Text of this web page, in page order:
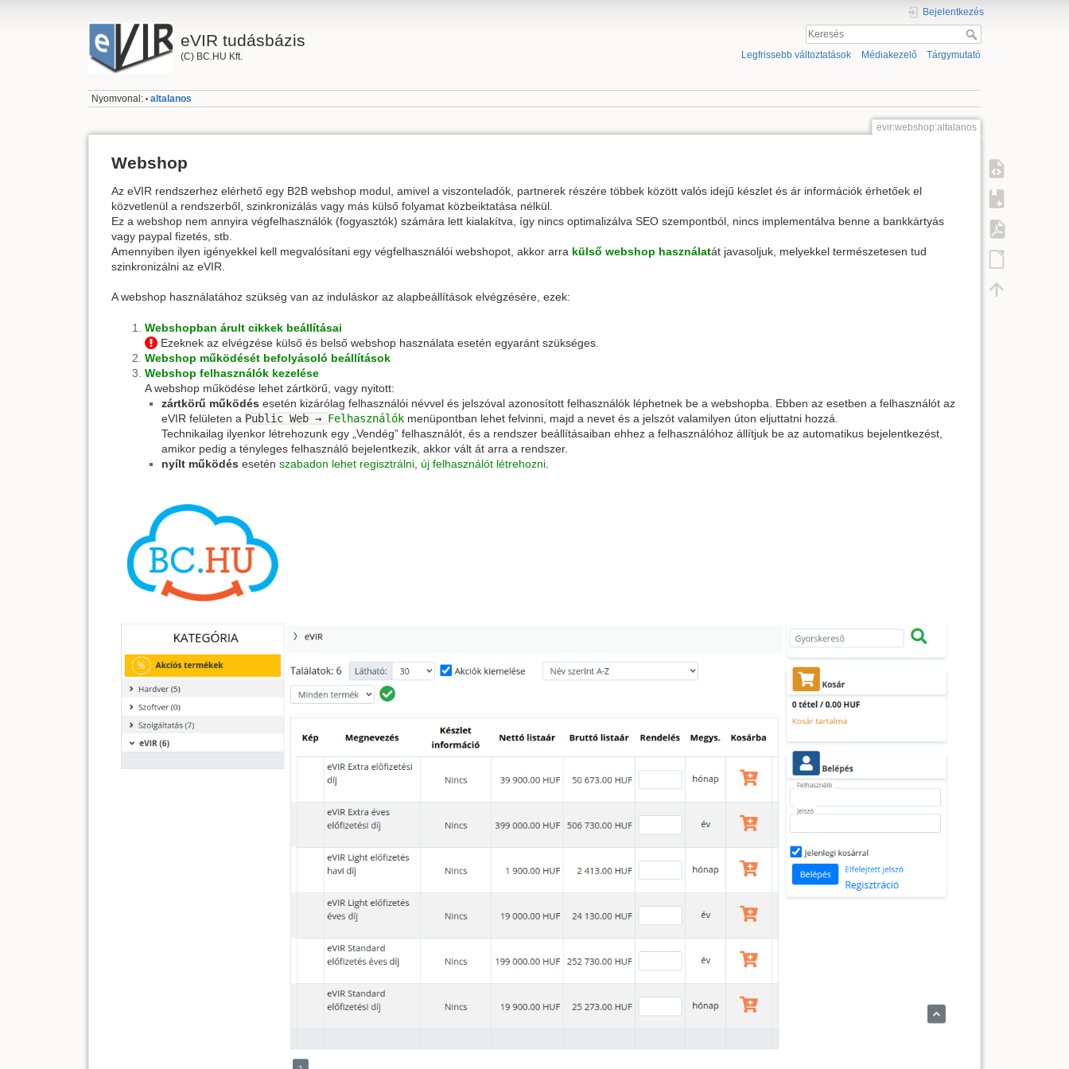
eVIR tudásbázis
(C) BC.HU Kft.
Bejelentkezés
Legfrissebb változtatások Médiakezelő Tárgymutató
Nyomvonal: • altalanos
evir:webshop:altalanos
Webshop
Az eVIR rendszerhez elérhető egy B2B webshop modul, amivel a viszonteladók, partnerek részére többek között valós idejű készlet és ár információk érhetőek el
közvetlenül a rendszerből, szinkronizálás vagy más külső folyamat közbeiktatása nélkül.
Ez a webshop nem annyira végfelhasználók (fogyasztók) számára lett kialakítva, így nincs optimalizálva SEO szempontból, nincs implementálva benne a bankkártyás
vagy paypal fizetés, stb.
Amennyiben ilyen igényekkel kell megvalósítani egy végfelhasználói webshopot, akkor arra külső webshop használatát javasoljuk, melyekkel természetesen tud
szinkronizálni az eVIR.
A webshop használatához szükség van az induláskor az alapbeállítások elvégzésére, ezek:
Webshopban árult cikkek beállításai
Ezeknek az elvégzése külső és belső webshop használata esetén egyaránt szükséges.
Webshop működését befolyásoló beállítások
Webshop felhasználók kezelése
A webshop működése lehet zártkörű, vagy nyitott:
zártkörű működés esetén kizárólag felhasználói névvel és jelszóval azonosított felhasználók léphetnek be a webshopba. Ebben az esetben a felhasználót az
eVIR felületen a Public Web → Felhasználók menüpontban lehet felvinni, majd a nevet és a jelszót valamilyen úton eljuttatni hozzá.
Technikailag ilyenkor létrehozunk egy „Vendég” felhasználót, és a rendszer beállításaiban ehhez a felhasználóhoz állítjuk be az automatikus bejelentkezést,
amikor pedig a tényleges felhasználó bejelentkezik, akkor vált át arra a rendszer.
nyílt működés eseténszabadon lehet regisztrálni új felhasználót létrehozni